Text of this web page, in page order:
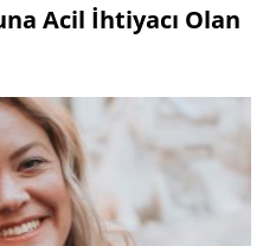
Acil İhtiyacı Olan